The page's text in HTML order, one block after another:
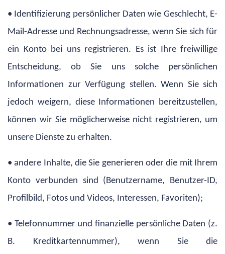
• Identifizierung persönlicher Daten wie Geschlecht, E-
Mail-Adresse und Rechnungsadresse, wenn Sie sich für
ein Konto bei uns registrieren. Es ist Ihre freiwillige
Entscheidung, ob Sie uns solche persönlichen
Informationen zur Verfügung stellen. Wenn Sie sich
jedoch weigern, diese Informationen bereitzustellen,
können wir Sie möglicherweise nicht registrieren, um
unsere Dienste zu erhalten.
• andere Inhalte, die Sie generieren oder die mit Ihrem
Konto verbunden sind (Benutzername, Benutzer-ID,
Profilbild, Fotos und Videos, Interessen, Favoriten);
• Telefonnummer und finanzielle persönliche Daten (z.
B. Kreditkartennummer), wenn Sie die